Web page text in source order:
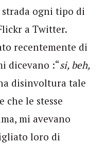
ogni tipo di
a Twitter.
recentemente di
dicevano :“si, beh,
disinvoltura tale
che le stesse
mi avevano
loro di